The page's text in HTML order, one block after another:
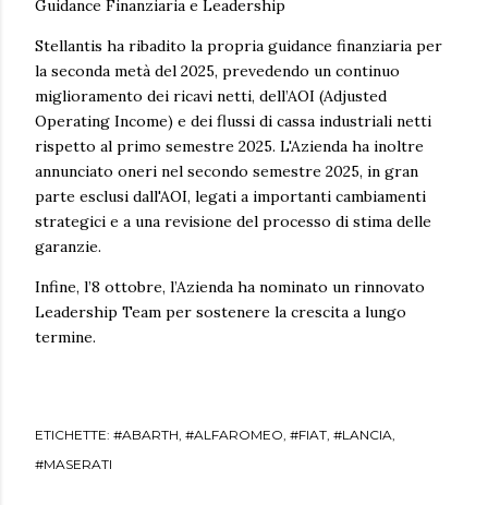
Guidance Finanziaria e Leadership
Stellantis ha ribadito la propria guidance finanziaria per
la seconda metà del 2025, prevedendo un continuo
miglioramento dei ricavi netti, dell’AOI (Adjusted
Operating Income) e dei flussi di cassa industriali netti
rispetto al primo semestre 2025. L'Azienda ha inoltre
annunciato oneri nel secondo semestre 2025, in gran
parte esclusi dall'AOI, legati a importanti cambiamenti
strategici e a una revisione del processo di stima delle
garanzie.
Infine, l’8 ottobre, l’Azienda ha nominato un rinnovato
Leadership Team per sostenere la crescita a lungo
termine.
ETICHETTE: #ABARTH #ALFAROMEO #FIAT #LANCIA
#MASERATI